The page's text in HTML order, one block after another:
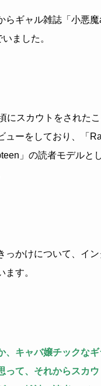
らギャル雑誌「小悪
ました。
にスカウトをされた
ューをしており、「
」の読者モデルと
っかけについて、イ
ます。
、キャバ嬢チックな
って、それからスカ